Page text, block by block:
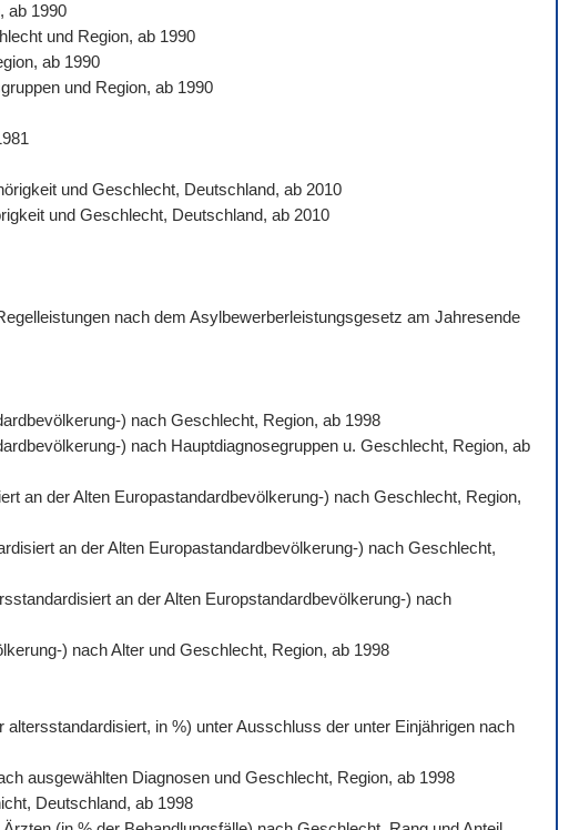
ab 1990
und Region, ab 1990
ab 1990
und Region, ab 1990
und Geschlecht, Deutschland, ab 2010
und Geschlecht, Deutschland, ab 2010
nach dem Asylbewerberleistungsgesetz am Jahresende
) nach Geschlecht, Region, ab 1998
) nach Hauptdiagnosegruppen u. Geschlecht, Region, ab
an der Alten Europastandardbevölkerung-) nach Geschlecht, Region,
an der Alten Europastandardbevölkerung-) nach Geschlecht,
an der Alten Europstandardbevölkerung-) nach
) nach Alter und Geschlecht, Region, ab 1998
in %) unter Ausschluss der unter Einjährigen nach
ausgewählten Diagnosen und Geschlecht, Region, ab 1998
Deutschland, ab 1998